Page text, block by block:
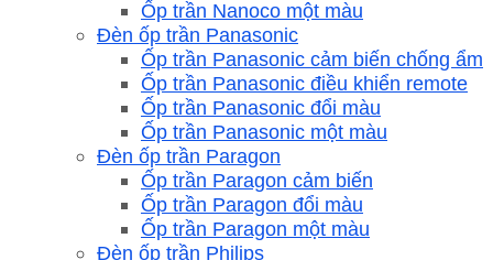
Ốp trần Nanoco một màu
Đèn ốp trần Panasonic
Ốp trần Panasonic cảm biến chống ẩm
Ốp trần Panasonic điều khiển remote
Ốp trần Panasonic đổi màu
Ốp trần Panasonic một màu
Đèn ốp trần Paragon
Ốp trần Paragon cảm biến
Ốp trần Paragon đổi màu
Ốp trần Paragon một màu
Đèn ốp trần Philips